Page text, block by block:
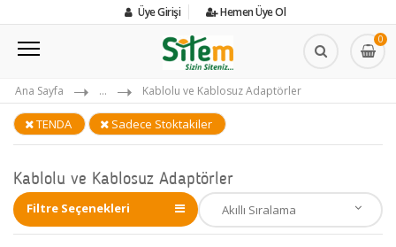
Üye Girişi Hemen Üye Ol
0
Ana Sayfa ... Kablolu ve Kablosuz Adaptörler
TENDA Sadece Stoktakiler
Kablolu ve Kablosuz Adaptörler
Filtre Seçenekleri